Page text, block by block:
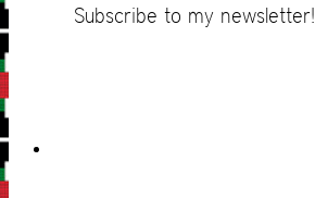
Subscribe to my newsletter!